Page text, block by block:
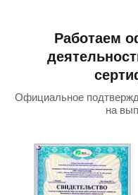
Работаем
Официальное
на